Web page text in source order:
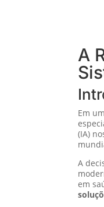
A
Em
(IA)
A
em